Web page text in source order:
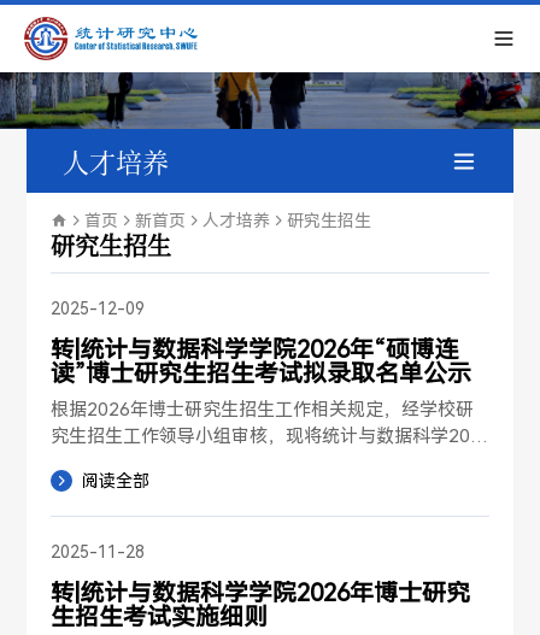
人才培养
在读博士生
研究生招生
学生成果展示
研究生招生
首页 新首页 人才培养 研究生招生
2025-12-09
转|统计与数据科学学院2026年“硕博连
读”博士研究生招生考试拟录取名单公示
根据2026年博士研究生招生工作相关规定，经学校研
究生招生工作领导小组审核，现将统计与数据科学202
示（名单请见附件），公示期为7日（自公示之日起计
算）。公示期间，如有异议，请与学院联系。联系人：
冯老师联系电话：028-87092207附件：西南财经大学
生考试拟录取名单西南财经大学统计与数据科学学院20
25年12月9日附件【西南财经大学统计与数据科学学院
阅读全部
2025-11-28
转|统计与数据科学学院2026年博士研究
生招生考试实施细则